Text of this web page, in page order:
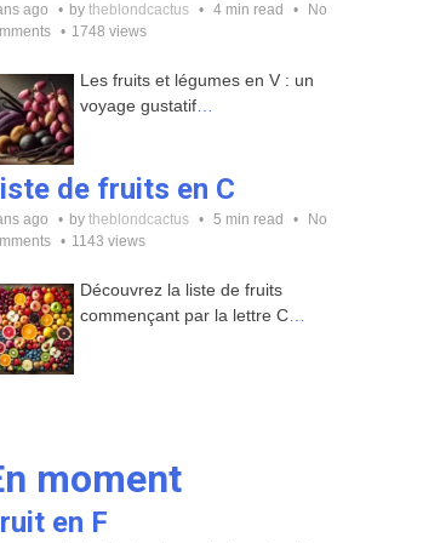
ago by theblondcactus 4 min read
No
1748 views
Les fruits et légumes en V : un
voyage gustatif
de fruits en C
ago by theblondcactus 5 min read
No
1143 views
Découvrez la liste de fruits
commençant par la lettre C
moment
en F